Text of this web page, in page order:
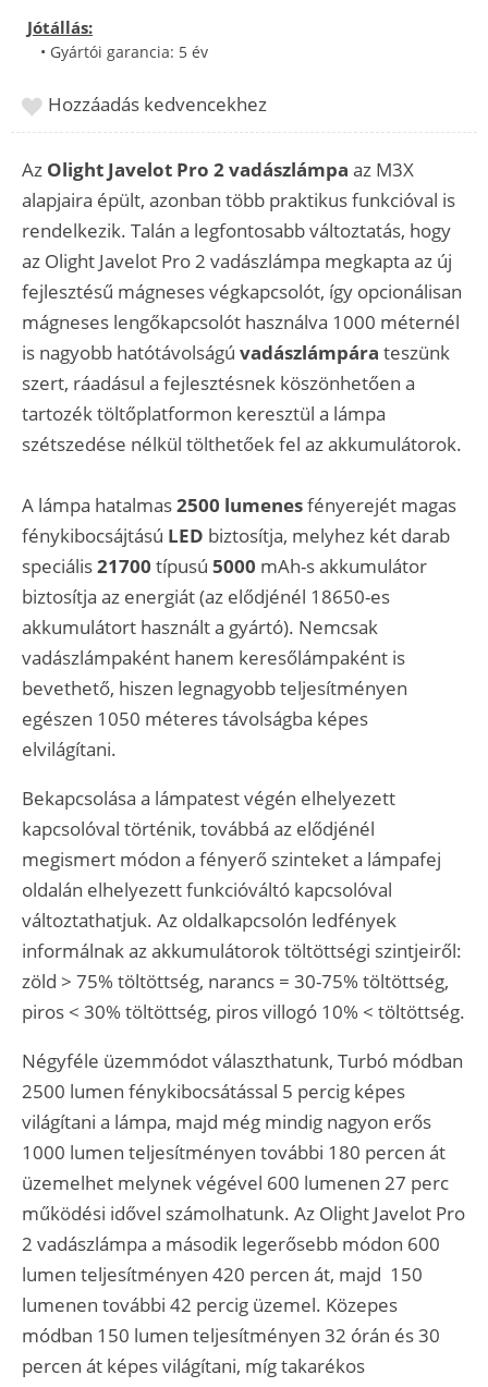
Jótállás:
• Gyártói garancia: 5 év
Hozzáadás kedvencekhez
Az Olight Javelot Pro 2 vadászlámpa az M3X
alapjaira épült, azonban több praktikus funkcióval is
rendelkezik. Talán a legfontosabb változtatás, hogy
az Olight Javelot Pro 2 vadászlámpa megkapta az új
fejlesztésű mágneses végkapcsolót, így opcionálisan
mágneses lengőkapcsolót használva 1000 méternél
is nagyobb hatótávolságú vadászlámpára teszünk
szert, ráadásul a fejlesztésnek köszönhetően a
tartozék töltőplatformon keresztül a lámpa
szétszedése nélkül tölthetőek fel az akkumulátorok.
A lámpa hatalmas2500 lumenesfényerejét magas
fénykibocsájtású LED biztosítja, melyhez két darab
speciális21700 típusú 5000 mAh-s akkumulátor
biztosítja az energiát (az elődjénél 18650-es
akkumulátort használt a gyártó). Nemcsak
vadászlámpaként hanem keresőlámpaként is
bevethető, hiszen legnagyobb teljesítményen
egészen 1050 méteres távolságba képes
elvilágítani.
Bekapcsolása a lámpatest végén elhelyezett
kapcsolóval történik, továbbá az elődjénél
megismert módon a fényerő szinteket a lámpafej
oldalán elhelyezett funkcióváltó kapcsolóval
változtathatjuk. Az oldalkapcsolón ledfények
informálnak az akkumulátorok töltöttségi szintjeiről:
zöld > 75% töltöttség, narancs = 30-75% töltöttség,
piros < 30% töltöttség, piros villogó 10% < töltöttség.
Négyféle üzemmódot választhatunk, Turbó módban
2500 lumen fénykibocsátással 5 percig képes
világítani a lámpa, majd még mindig nagyon erős
1000 lumen teljesítményen további 180 percen át
üzemelhet melynek végével 600 lumenen 27 perc
működési idővel számolhatunk. Az Olight Javelot Pro
2 vadászlámpa a második legerősebb módon 600
lumen teljesítményen 420 percen át, majd 150
lumenen további 42 percig üzemel. Közepes
módban 150 lumen teljesítményen 32 órán és 30
percen át képes világítani, míg takarékos